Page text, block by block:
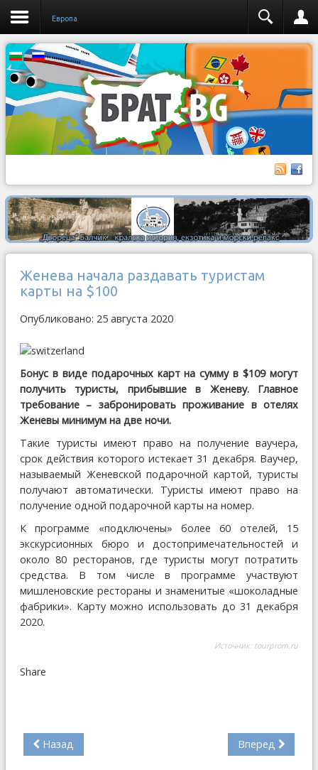
Европа
Женева начала раздавать туристам
карты на $100
Опубликовано: 25 августа 2020
Бонус в виде подарочных карт на сумму в $109 могут
получить туристы, прибывшие в Женеву. Главное
требование – забронировать проживание в отелях
Женевы минимум на две ночи.
Такие туристы имеют право на получение ваучера,
срок действия которого истекает 31 декабря. Ваучер,
называемый Женевской подарочной картой, туристы
получают автоматически. Туристы имеют право на
получение одной подарочной карты на номер.
К программе «подключены» более 60 отелей, 15
экскурсионных бюро и достопримечательностей и
около 80 ресторанов, где туристы могут потратить
средства. В том числе в программе участвуют
мишленовские рестораны и знаменитые «шоколадные
фабрики». Карту можно использовать до 31 декабря
2020.
Источник: tourprom.ru
Share
Назад Вперед